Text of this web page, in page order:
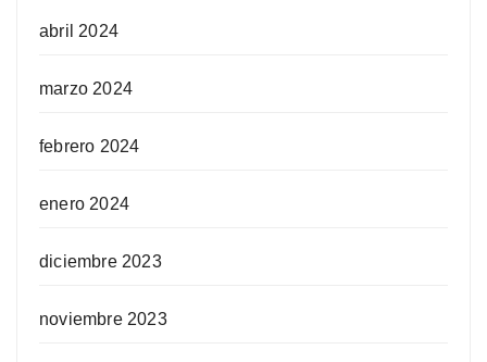
abril 2024
marzo 2024
febrero 2024
enero 2024
diciembre 2023
noviembre 2023